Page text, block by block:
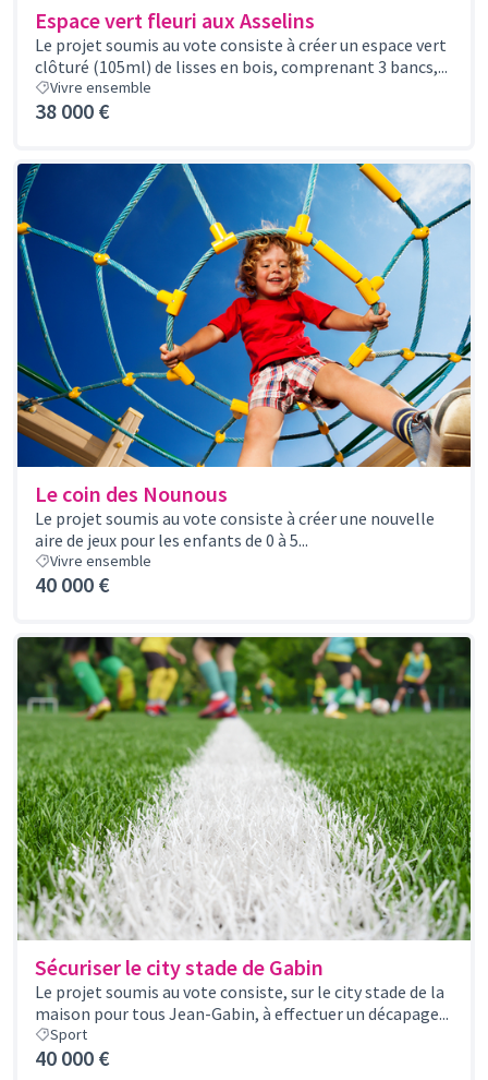
Espace vert fleuri aux Asselins
Le projet soumis au vote consiste à créer un espace vert
clôturé (105ml) de lisses en bois, comprenant 3 bancs,...
Vivre ensemble
38 000 €
Le coin des Nounous
Le projet soumis au vote consiste à créer une nouvelle
aire de jeux pour les enfants de 0 à 5...
Vivre ensemble
40 000 €
Sécuriser le city stade de Gabin
Le projet soumis au vote consiste, sur le city stade de la
maison pour tous Jean-Gabin, à effectuer un décapage...
Sport
40 000 €